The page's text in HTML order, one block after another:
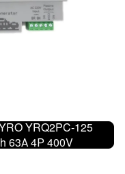
YRQ2PC-125
63А 4Р 400V